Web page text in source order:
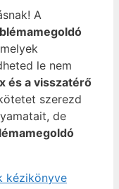
A
le nem
és a visszatérő
szerezd
de